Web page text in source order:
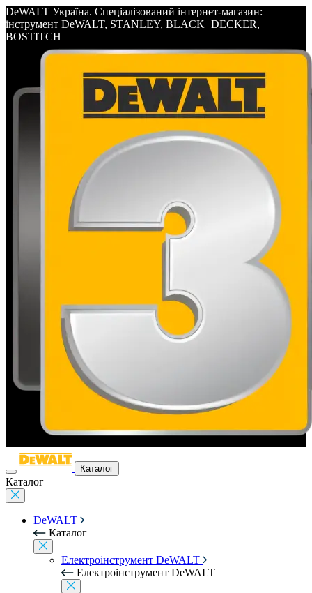
DeWALT Україна. Спеціалізований інтернет-магазин:
інструмент DeWALT, STANLEY, BLACK+DECKER,
BOSTITCH
Каталог
Каталог
DeWALT
Каталог
Електроінструмент DeWALT
Електроінструмент DeWALT